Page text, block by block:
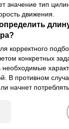
значение тип
движения.
корректного
конкретных
В противном
начнет